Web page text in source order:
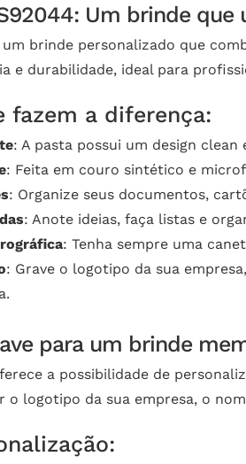
Um brinde
um brinde personalizado que
e durabilidade, ideal para
fazem a diferença:
: A pasta possui um design
: Feita em couro sintético e
: Organize seus documentos,
: Anote ideias, faça listas e
: Tenha sempre uma
: Grave o logotipo da sua
para um brinde
a possibilidade de
o logotipo da sua empresa, o